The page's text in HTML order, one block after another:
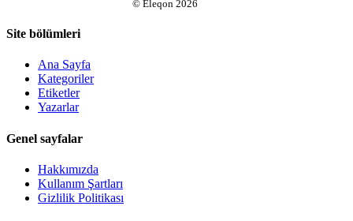
© Eleqon 2026
Site bölümleri
Ana Sayfa
Kategoriler
Etiketler
Yazarlar
Genel sayfalar
Hakkımızda
Kullanım Şartları
Gizlilik Politikası